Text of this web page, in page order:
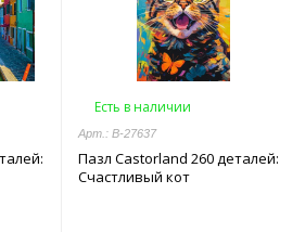
Есть в наличии
Арт.: B-27637
Пазл Castorland 260 деталей:
Счастливый кот